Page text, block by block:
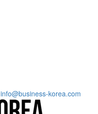
info@business-korea.com